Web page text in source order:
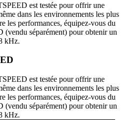
est testée pour offrir une
dans les environnements les plus
les performances, équipez-vous du
séparément) pour obtenir un
kHz.
est testée pour offrir une
dans les environnements les plus
les performances, équipez-vous du
séparément) pour obtenir un
kHz.